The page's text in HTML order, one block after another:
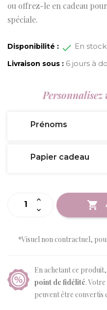
ou offrez-le en cadeau
spéciale.
Disponibilité : En stock
Livraison sous : 6 jours à
Prénoms
Papier cadeau
*Visuel non contractuel,
En achetant ce
point de fidélité.
peuvent être convertis